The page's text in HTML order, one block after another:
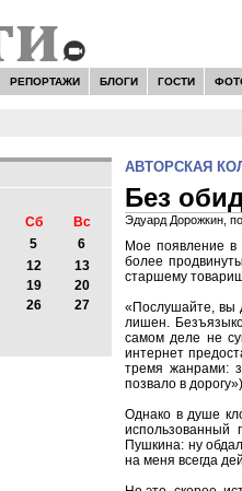
РЕПОРТАЖИ БЛОГИ ГОСТИ
Сб
Вс
5
6
12
13
19
20
26
27
АВТОРСКАЯ
Без
Эдуард Дорожкин,
Мое появление в
более
старшему
«Послушайте, вы
лишен.
самом деле не
интернет
тремя жанрами:
позвало в
Однако в душе
Пушкина: ну
на меня всегда